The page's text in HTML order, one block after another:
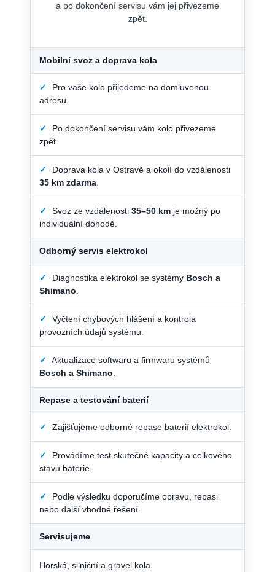
a po dokončení servisu vám jej přivezeme
zpět.
Mobilní svoz a doprava kola
✓
Pro vaše kolo přijedeme na domluvenou
adresu.
✓
Po dokončení servisu vám kolo přivezeme
zpět.
✓
Doprava kola v Ostravě a okolí do vzdálenosti
35 km zdarma
✓ Svoz ze vzdálenosti 35–50 km je možný po
individuální dohodě.
Odborný servis elektrokol
✓ Diagnostika elektrokol se systémy Bosch a
Shimano
✓
Vyčtení chybových hlášení a kontrola
provozních údajů systému.
✓
Aktualizace softwaru a firmwaru systémů
Bosch a Shimano
Repase a testování baterií
✓ Zajišťujeme odborné repase baterií elektrokol.
✓
Provádíme test skutečné kapacity a celkového
stavu baterie.
✓
Podle výsledku doporučíme opravu, repasi
nebo další vhodné řešení.
Servisujeme
Horská, silniční a gravel kola